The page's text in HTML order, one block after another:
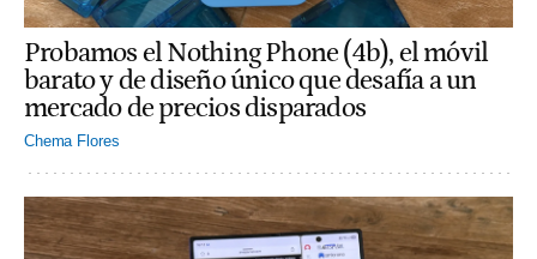
Probamos el Nothing Phone (4b), el móvil
barato y de diseño único que desafía a un
mercado de precios disparados
Chema Flores